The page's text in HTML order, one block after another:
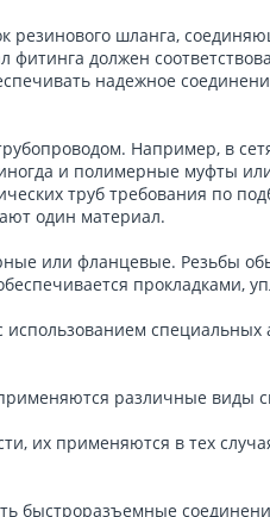
резинового шланга,
должен
надежное
Например, в
и полимерные муфты
труб требования по
один материал.
или фланцевые. Резьбы
прокладками,
различные виды
их применяются в тех
быстроразъемные